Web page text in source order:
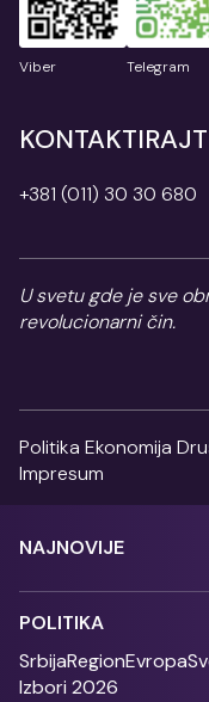
Viber Telegram
+381 (011) 30 30 680
U svetu gde je sve
revolucionarni čin.
Politika Ekonomija
Impresum
NAJNOVIJE
POLITIKA
SrbijaRegionEvropa
Izbori 2026